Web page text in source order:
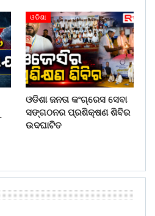
ଓଡିଶା
ଓଡିଶା ଜନତା କଂଗ୍ରେସ ସେବା
ସଙ୍ଗଠନର ପ୍ରଶିକ୍ଷଣ ଶିବିର
ଉଦଘାଟିତ